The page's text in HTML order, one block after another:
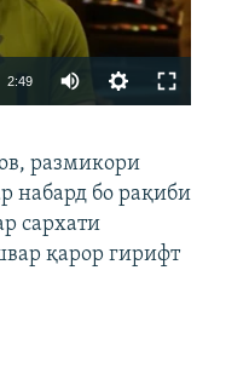
480p
2:49
360p
480p
размикори
набард бо рақиби
сархати
қарор гирифт